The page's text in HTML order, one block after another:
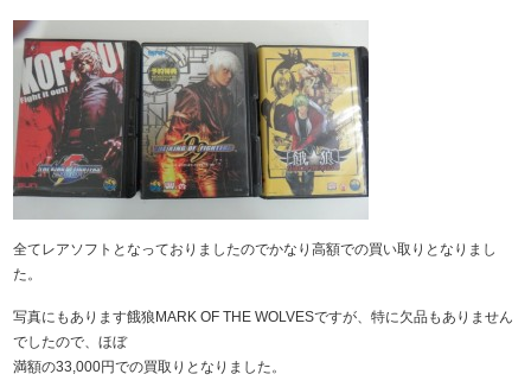
全てレアソフトとなっておりましたのでかなり高額での買い取りとなりまし
た。
写真にもあります餓狼MARK OF THE WOLVESですが、特に欠品もありません
でしたので、ほぼ
満額の33,000円での買取りとなりました。